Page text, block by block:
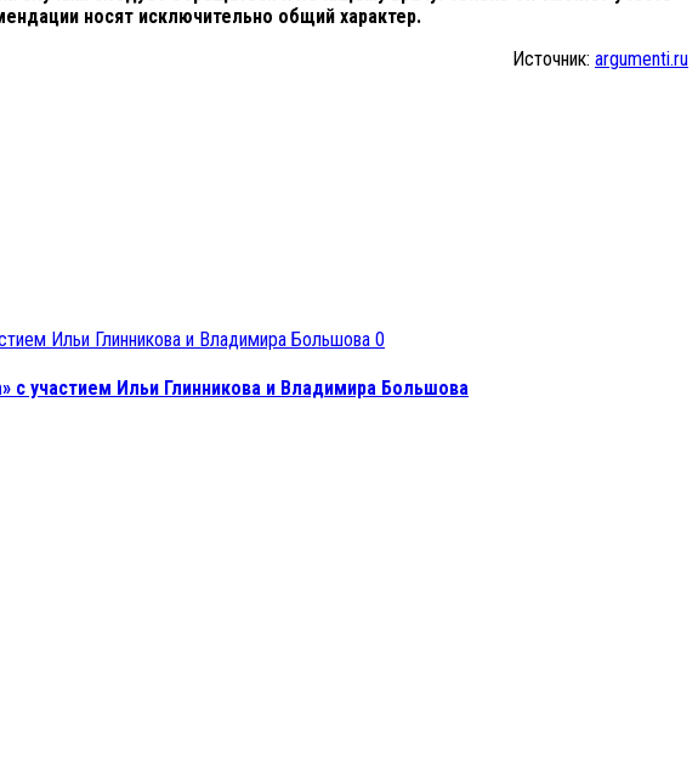
носят исключительно общий характер.
Источник: argumenti.ru
0
участием Ильи Глинникова и Владимира Большова